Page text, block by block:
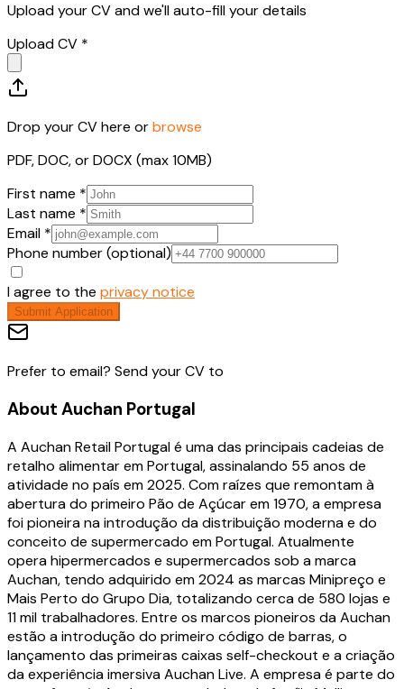
Upload your CV and we'll auto-fill your details
Upload CV *
Drop your CV here orbrowse
PDF, DOC, or DOCX (max 10MB)
First name *
Last name *
Email *
Phone number (optional)
I agree to the privacy notice
Submit Application
Prefer to email? Send your CV to
About Auchan Portugal
A Auchan Retail Portugal é uma das principais cadeias de
retalho alimentar em Portugal, assinalando 55 anos de
atividade no país em 2025. Com raízes que remontam à
abertura do primeiro Pão de Açúcar em 1970, a empresa
foi pioneira na introdução da distribuição moderna e do
conceito de supermercado em Portugal. Atualmente
opera hipermercados e supermercados sob a marca
Auchan, tendo adquirido em 2024 as marcas Minipreço e
Mais Perto do Grupo Dia, totalizando cerca de 580 lojas e
11 mil trabalhadores. Entre os marcos pioneiros da Auchan
estão a introdução do primeiro código de barras, o
lançamento das primeiras caixas self-checkout e a criação
da experiência imersiva Auchan Live. A empresa é parte do